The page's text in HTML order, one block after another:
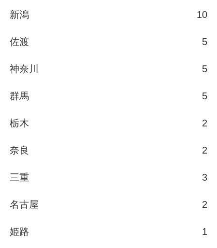
新潟 10
佐渡 5
神奈川 5
群馬 5
栃木 2
奈良 2
三重 3
名古屋 2
姫路 1